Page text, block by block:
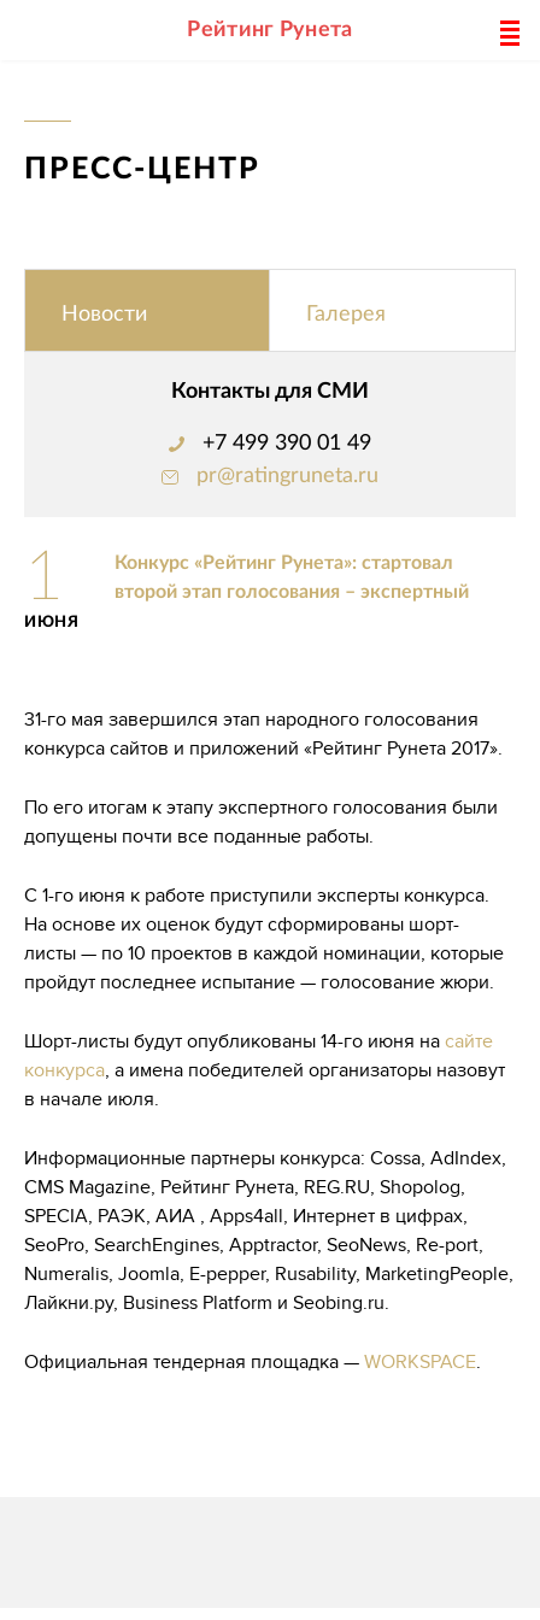
Рейтинг Рунета
ПРЕСС-ЦЕНТР
Новости Галерея
Контакты для СМИ
+7 499 390 01 49
pr@ratingruneta.ru
1
ИЮНЯ
Конкурс «Рейтинг Рунета»: стартовал
второй этап голосования – экспертный
31-го мая завершился этап народного голосования
конкурса сайтов и приложений «Рейтинг Рунета 2017».
По его итогам к этапу экспертного голосования были
допущены почти все поданные работы.
С 1-го июня к работе приступили эксперты конкурса.
На основе их оценок будут сформированы шорт-
листы — по 10 проектов в каждой номинации, которые
пройдут последнее испытание — голосование жюри.
Шорт-листы будут опубликованы 14-го июня на сайте
конкурса, а имена победителей организаторы назовут
в начале июля.
Информационные партнеры конкурса: Cossa, AdIndex,
CMS Magazine, Рейтинг Рунета, REG.RU, Shopolog,
SPECIA, РАЭК, АИА , Apps4all, Интернет в цифрах,
SeoPro, SearchEngines, Apptractor, SeoNews, Re-port,
Numeralis, Joomla, Е-pepper, Rusability, MarketingPeople,
Лайкни.ру, Business Platform и Seobing.ru.
Официальная тендерная площадка — WORKSPACE.